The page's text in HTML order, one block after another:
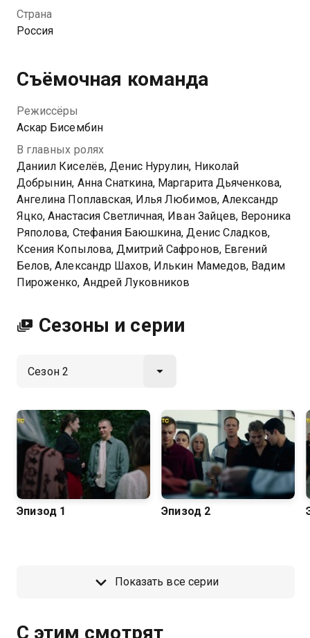
организации «Граница миров».
качестве на Казахтелеком
Страна
Россия
Съёмочная команда
Режиссёры
Аскар Бисембин
В главных ролях
Даниил Киселёв, Денис Нурулин, Николай
Добрынин, Анна Снаткина, Маргарита Дьяченкова,
Ангелина Поплавская, Илья Любимов, Александр
Яцко, Анастасия Светличная, Иван Зайцев, Вероника
Ряполова, Стефания Баюшкина, Денис Сладков,
Ксения Копылова, Дмитрий Сафронов, Евгений
Белов, Александр Шахов, Илькин Мамедов, Вадим
Пироженко, Андрей Луковников
Сезоны и серии
Эпизод 1 Эпизод 2
Показать все серии
С этим смотрят